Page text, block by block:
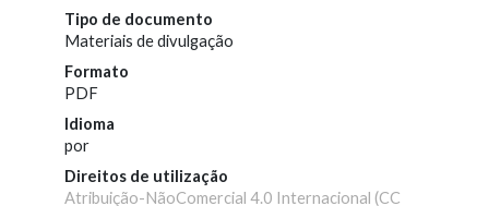
Tipo de documento
Materiais de divulgação
Formato
PDF
Idioma
por
Direitos de utilização
Atribuição-NãoComercial 4.0 Internacional (CC